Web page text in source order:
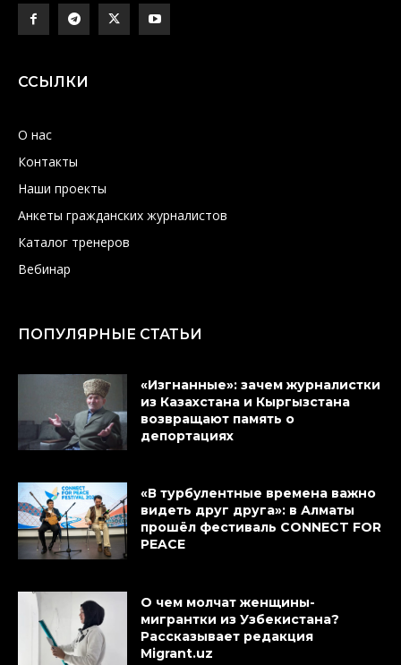
ССЫЛКИ
О нас
Контакты
Наши проекты
Анкеты гражданских журналистов
Каталог тренеров
Вебинар
ПОПУЛЯРНЫЕ СТАТЬИ
«Изгнанные»: зачем журналистки
из Казахстана и Кыргызстана
возвращают память о
депортациях
«В турбулентные времена важно
видеть друг друга»: в Алматы
прошёл фестиваль CONNECT FOR
PEACE
О чем молчат женщины-
мигрантки из Узбекистана?
Рассказывает редакция
Migrant.uz